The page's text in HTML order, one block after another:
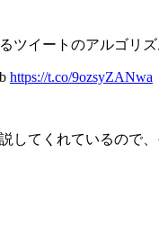
ツイートのアルゴリズ
https://t.co/9ozsyZANwa
てくれているので